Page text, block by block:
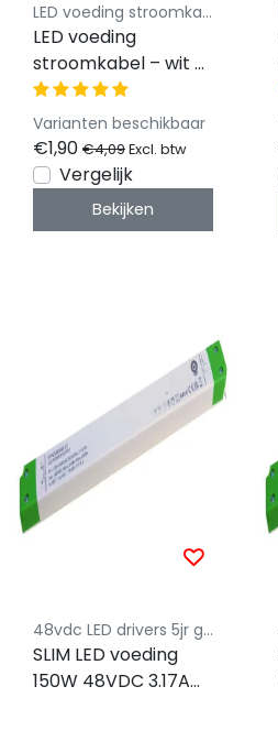
LED voeding stroomkabels Luksus
LED voeding
stroomkabel – wit of
zwart naar keuze – 1
meter
Varianten beschikbaar
€1,90 €4,09Excl. btw
Vergelijk
Bekijken
48vdc LED drivers 5jr garantie
SLIM LED voeding
150W 48VDC 3.17A